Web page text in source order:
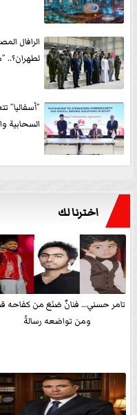
الرافال
”أسفاليا”
السحابية
اخترنا لك
تامر حسني… فنانٌ صَنَعَ من كفاحه
ومن تواضعه رسالةً